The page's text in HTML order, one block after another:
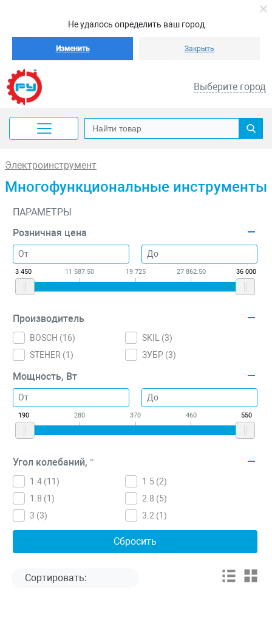
Не удалось определить ваш город
Изменить Закрыть
Выберите город
Электроинструмент
Многофункциональные инструменты
ПАРАМЕТРЫ
Розничная цена
3 450 11 587.50 19 725 27 862.50 36 000
Производитель
BOSCH (16) SKIL (3)
STEHER (1 ) ЗУБР (3)
Мощность, Вт
190 280 370 460 550
Угол колебаний, °
1.4 (11 ) 1.5 (2)
1.8 (1 ) 2.8 (5)
3 (3) 3.2 (1)